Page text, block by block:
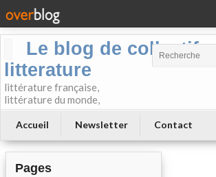
Le blog de collectif-
litterature
littérature française,
littérature du monde,
Accueil Newsletter Contact
Pages